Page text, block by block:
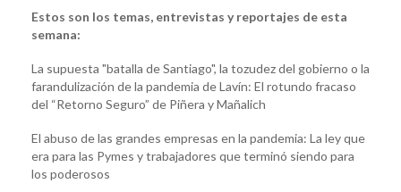
Estos son los temas, entrevistas y reportajes de esta
semana:
La supuesta "batalla de Santiago", la tozudez del gobierno o la
farandulización de la pandemia de Lavín: El rotundo fracaso
del “Retorno Seguro” de Piñera y Mañalich
El abuso de las grandes empresas en la pandemia: La ley que
era para las Pymes y trabajadores que terminó siendo para
los poderosos